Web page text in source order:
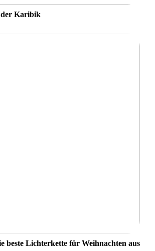
Karibik
beste Lichterkette für Weihnachten aus